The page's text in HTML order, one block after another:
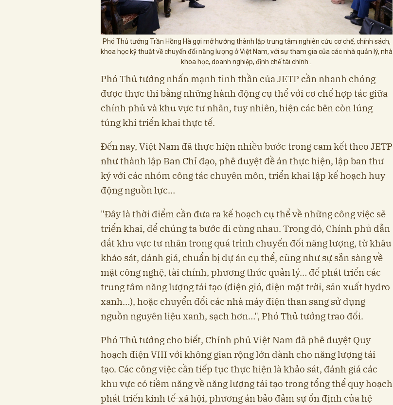
Phó Thủ tướng Trần Hồng Hà gợi mở hướng thành lập trung tâm nghiên cứu cơ chế, chính sách,
khoa học kỹ thuật về chuyển đổi năng lượng ở Việt Nam, với sự tham gia của các nhà quản lý, nhà
khoa học, doanh nghiệp, định chế tài chính…
Phó Thủ tướng nhấn mạnh tinh thần của JETP cần nhanh chóng
được thực thi bằng những hành động cụ thể với cơ chế hợp tác giữa
chính phủ và khu vực tư nhân, tuy nhiên, hiện các bên còn lúng
túng khi triển khai thực tế.
Đến nay, Việt Nam đã thực hiện nhiều bước trong cam kết theo JETP
như thành lập Ban Chỉ đạo, phê duyệt đề án thực hiện, lập ban thư
ký với các nhóm công tác chuyên môn, triển khai lập kế hoạch huy
động nguồn lực…
"Đây là thời điểm cần đưa ra kế hoạch cụ thể về những công việc sẽ
triển khai, để chúng ta bước đi cùng nhau. Trong đó, Chính phủ dẫn
dắt khu vực tư nhân trong quá trình chuyển đổi năng lượng, từ khâu
khảo sát, đánh giá, chuẩn bị dự án cụ thể, cũng như sự sẵn sàng về
mặt công nghệ, tài chính, phương thức quản lý… để phát triển các
trung tâm năng lượng tái tạo (điện gió, điện mặt trời, sản xuất hydro
xanh…), hoặc chuyển đổi các nhà máy điện than sang sử dụng
nguồn nguyên liệu xanh, sạch hơn…", Phó Thủ tướng trao đổi.
Phó Thủ tướng cho biết, Chính phủ Việt Nam đã phê duyệt Quy
hoạch điện VIII với không gian rộng lớn dành cho năng lượng tái
tạo. Các công việc cần tiếp tục thực hiện là khảo sát, đánh giá các
khu vực có tiềm năng về năng lượng tái tạo trong tổng thể quy hoạch
phát triển kinh tế-xã hội, phương án bảo đảm sự ổn định của hệ